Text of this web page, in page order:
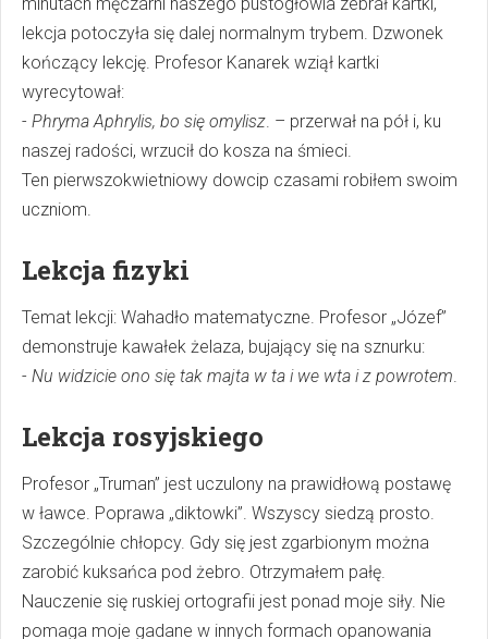
minutach męczarni naszego pustogłowia zebrał kartki,
lekcja potoczyła się dalej normalnym trybem. Dzwonek
kończący lekcję. Profesor Kanarek wziął kartki
wyrecytował:
- Phryma Aphrylis, bo się omylisz. – przerwał na pół i, ku
naszej radości, wrzucił do kosza na śmieci.
Ten pierwszokwietniowy dowcip czasami robiłem swoim
uczniom.
Lekcja fizyki
Temat lekcji: Wahadło matematyczne. Profesor „Józef”
demonstruje kawałek żelaza, bujający się na sznurku:
- Nu widzicie ono się tak majta w ta i we wta i z powrotem.
Lekcja rosyjskiego
Profesor „Truman” jest uczulony na prawidłową postawę
w ławce. Poprawa „diktowki”. Wszyscy siedzą prosto.
Szczególnie chłopcy. Gdy się jest zgarbionym można
zarobić kuksańca pod żebro. Otrzymałem pałę.
Nauczenie się ruskiej ortografii jest ponad moje siły. Nie
pomaga moje gadane w innych formach opanowania